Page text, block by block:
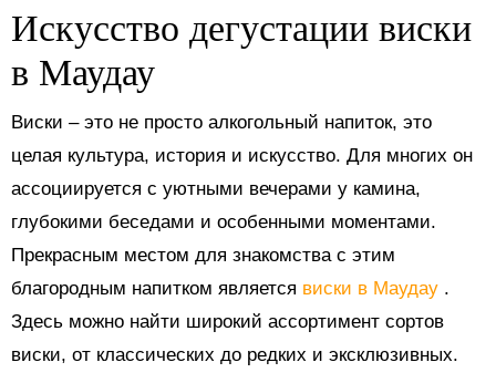
Искусство дегустации виски
в Маудау
Виски – это не просто алкогольный напиток, это
целая культура, история и искусство. Для многих он
ассоциируется с уютными вечерами у камина,
глубокими беседами и особенными моментами.
Прекрасным местом для знакомства с этим
благородным напитком является виски в Маудау .
Здесь можно найти широкий ассортимент сортов
виски, от классических до редких и эксклюзивных.